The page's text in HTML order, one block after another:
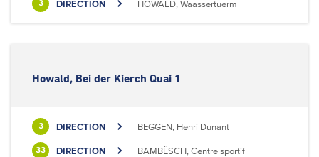
3 DIRECTION HOWALD, Waassertuerm
Howald, Bei der Kierch Quai 1
3 DIRECTION BEGGEN, Henri Dunant
33 DIRECTION BAMBËSCH, Centre sportif